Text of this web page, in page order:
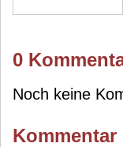
0
Noch keine